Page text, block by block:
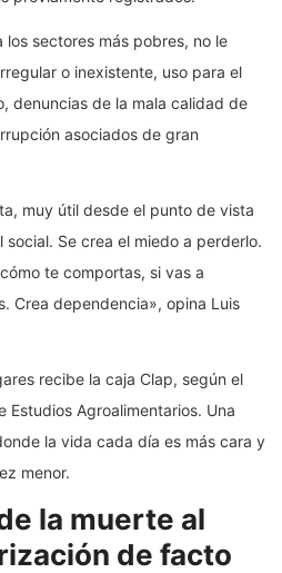
sectores más pobres, no le
o inexistente, uso para el
denuncias de la mala calidad de
asociados de gran
muy útil desde el punto de vista
Se crea el miedo a perderlo.
te comportas, si vas a
Crea dependencia», opina Luis
recibe la caja Clap, según el
Estudios Agroalimentarios. Una
la vida cada día es más cara y
menor.
la muerte al
de facto